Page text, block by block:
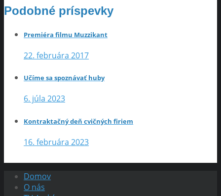
Podobné príspevky
Premiéra filmu Muzzikant
22. februára 2017
Učíme sa spoznávať huby
6. júla 2023
Kontraktačný deň cvičných firiem
16. februára 2023
Domov
O nás